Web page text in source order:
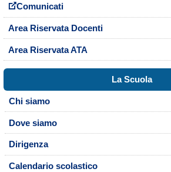
Comunicati
Area Riservata Docenti
Area Riservata ATA
La Scuola
Chi siamo
Dove siamo
Dirigenza
Calendario scolastico